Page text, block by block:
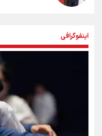
بنزین؛ تدبیری
«هورامان»؛
اینفوگرافی